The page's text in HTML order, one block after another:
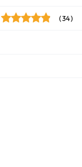
(34)